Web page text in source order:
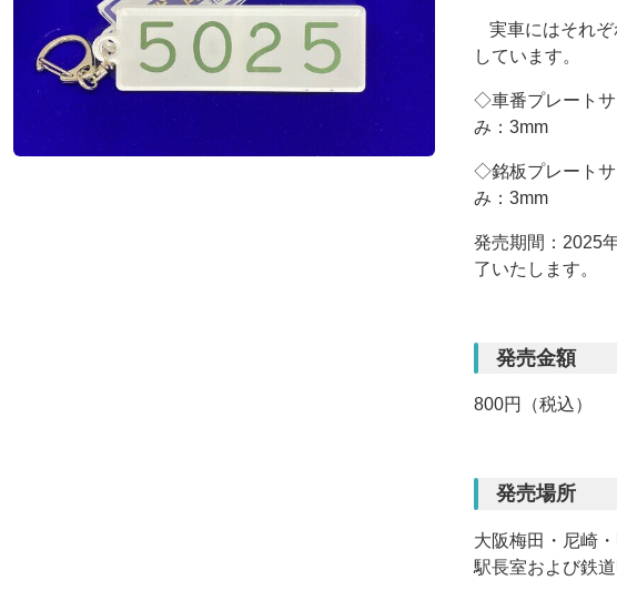
実車にはそれ
しています。
◇車番プレートサ
み：3mm
◇銘板プレート
み：3mm
発売期間：2025
了いたします。
発売金額
800円（税込）
発売場所
大阪梅田・尼崎
駅長室および鉄